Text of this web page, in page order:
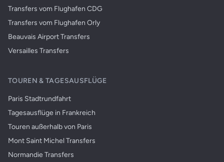
Transfers vom Flughafen CDG
Transfers vom Flughafen Orly
Beauvais Airport Transfers
Versailles Transfers
TOUREN & TAGESAUSFLÜGE
Paris Stadtrundfahrt
Tagesausflüge in Frankreich
Touren außerhalb von Paris
Mont Saint Michel Transfers
Normandie Transfers